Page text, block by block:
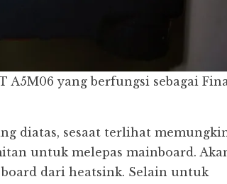
A5M06 yang berfungsi sebagai
diatas, sesaat terlihat
untuk melepas mainboard.
dari heatsink. Selain untuk